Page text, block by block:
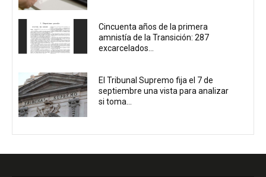
Cincuenta años de la primera
amnistía de la Transición: 287
excarcelados...
El Tribunal Supremo fija el 7 de
septiembre una vista para analizar
si toma...